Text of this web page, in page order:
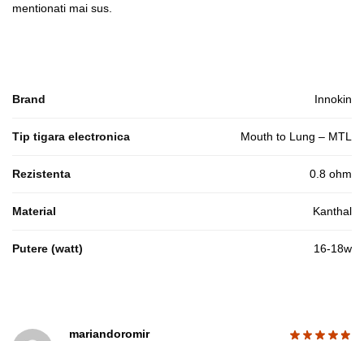
mentionati mai sus.
Brand Innokin
Tip tigara electronica Mouth to Lung – MTL
Rezistenta 0.8 ohm
Material Kanthal
Putere (watt) 16-18w
mariandoromir